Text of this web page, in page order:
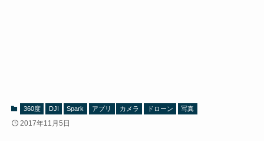
360度 DJI Spark アプリ カメラ ドローン 写真
2017年11月5日